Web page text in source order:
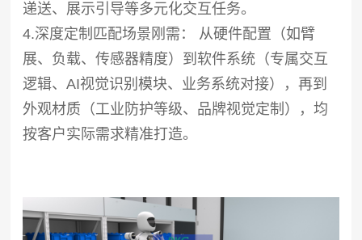
递送、展示引导等多元化交互任务。
4.深度定制匹配场景刚需： 从硬件配置（如臂
展、负载、传感器精度）到软件系统（专属交互
逻辑、AI视觉识别模块、业务系统对接），再到
外观材质（工业防护等级、品牌视觉定制），均
按客户实际需求精准打造。